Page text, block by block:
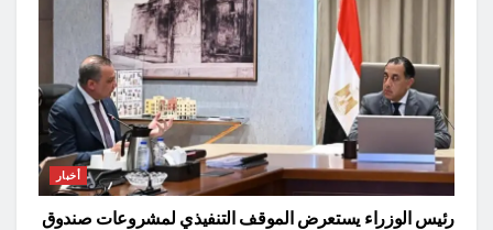
أخبار
رئيس الوزراء يستعرض الموقف التنفيذي لمشروعات صندوق